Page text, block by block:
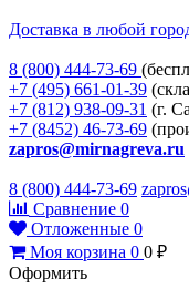
Доставка в любой
8 (800) 444-73-69
+7 (495) 661-01-39
+7 (812) 938-09-31 (г.
+7 (8452) 46-73-69
zapros@mirnagreva.ru
8 (800) 444-73-69
Сравнение 0
Отложенные 0
Моя корзина 0 0 ₽
Оформить